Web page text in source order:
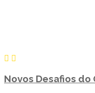
Novos Desafios